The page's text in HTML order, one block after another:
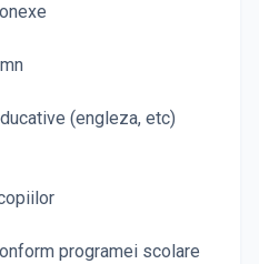
(engleza, etc)
programei scolare